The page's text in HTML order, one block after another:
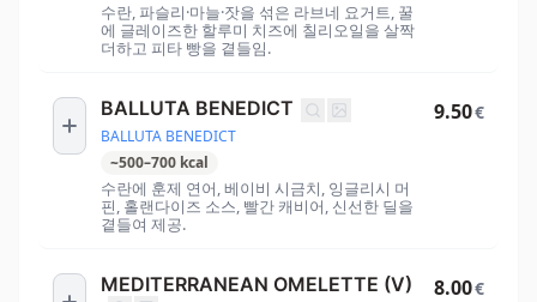
수란, 파슬리·마늘·잣을 섞은 라브네 요거트, 꿀
에 글레이즈한 할루미 치즈에 칠리오일을 살짝
더하고 피타 빵을 곁들임.
BALLUTA BENEDICT
BALLUTA BENEDICT
~500–700 kcal
수란에 훈제 연어, 베이비 시금치, 잉글리시 머
핀, 홀랜다이즈 소스, 빨간 캐비어, 신선한 딜을
곁들여 제공.
9.50€
MEDITERRANEAN OMELETTE (V) 8.00€